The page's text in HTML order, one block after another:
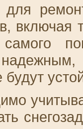
включая
самого